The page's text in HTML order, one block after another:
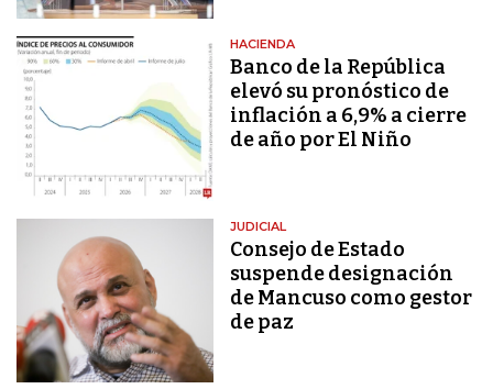
HACIENDA
Banco de la República
elevó su pronóstico de
inflación a 6,9% a cierre
de año por El Niño
JUDICIAL
Consejo de Estado
suspende designación
de Mancuso como gestor
de paz